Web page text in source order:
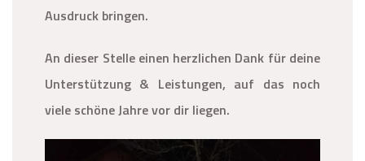
Ausdruck bringen.
An dieser Stelle einen herzlichen Dank für deine
Unterstützung & Leistungen, auf das noch
viele schöne Jahre vor dir liegen.